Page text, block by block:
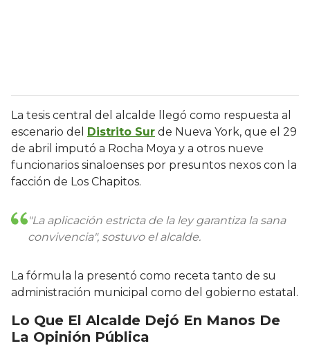
La tesis central del alcalde llegó como respuesta al
escenario del
Distrito Sur de Nueva York, que el 29
de abril imputó a Rocha Moya y a otros nueve
funcionarios sinaloenses por presuntos nexos con la
facción de Los Chapitos.
"La aplicación estricta de la ley garantiza la sana
convivencia", sostuvo el alcalde.
La fórmula la presentó como receta tanto de su
administración municipal como del gobierno estatal.
Lo Que El Alcalde Dejó En Manos De
La Opinión Pública